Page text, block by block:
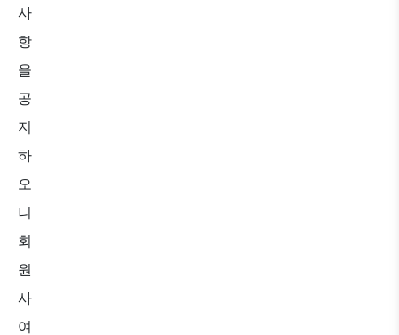
사
항
을
공
지
하
오
니
회
원
사
여